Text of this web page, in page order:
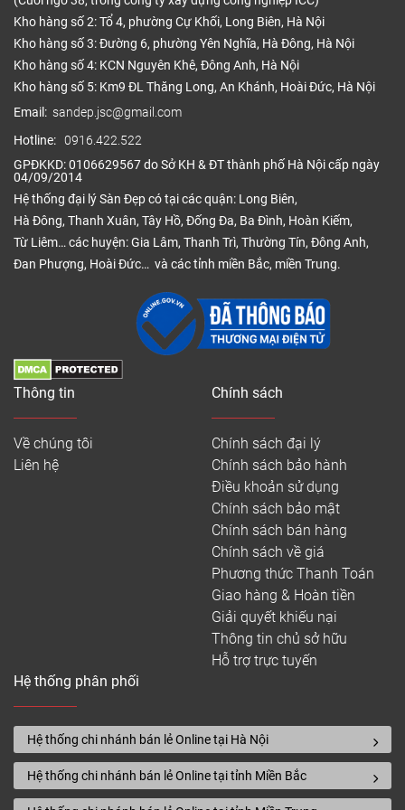
Tham khảo báo giásàn gỗ tự nhiênxương cá dưới
đây với các kích thước phổ biến được công ty Sàn
Đẹp cập nhật liên tục.
Các loại gỗ như Gỗ Đỏ, Căm Xe, Sồi, Chiu Liu… được
cắt rãnh hèm trái – phải riêng biệt. Đây là dòng sản
nhiên tạo nên sự độc bản.
Sản phẩm
Kích thước
(mm)
Đơn giá
(đ/m2)
Sàn gỗ
900*90*15
xương cá
giáng
hương
900*90*15
Sàn gỗ
450*90*15
750*90*15
600*90*18
750*90*18
1.000.000
600*90*15
750*90*15
1.200.000
sồi
600*90*15
900*90*15
600*90*18
930.000
Sàn gỗ
xương cá
óc chó
450*90*15
750*90*15
600*90*18
750*90*18
1.450.000
Kho hàng số 2: Tổ 4, phường Cự Khối, Long Biên, Hà Nội
Kho hàng số 3: Đường 6, phường Yên Nghĩa, Hà Đông, Hà Nội
Kho hàng số 4: KCN Nguyên Khê, Đông Anh, Hà Nội
Kho hàng số 5: Km9 ĐL Thăng Long, An Khánh, Hoài Đức, Hà Nội
Email: sandep.jsc@gmail.com
Hotline: 0916.422.522
GPĐKKD: 0106629567 do Sở KH & ĐT thành phố Hà Nội cấp ngày
04/09/2014
Hệ thống đại lý Sàn Đẹp có tại các quận: Long Biên,
Hà Đông, Thanh Xuân, Tây Hồ, Đống Đa, Ba Đình, Hoàn Kiếm,
Từ Liêm… các huyện: Gia Lâm, Thanh Trì, Thường Tín, Đông Anh,
Đan Phượng, Hoài Đức… và các tỉnh miền Bắc, miền Trung.
Thông tin
Về chúng tôi
Liên hệ
Chính sách
Chính sách đại lý
Chính sách bảo hành
Điều khoản sử dụng
Chính sách bảo mật
Chính sách bán hàng
Chính sách về giá
Phương thức Thanh Toán
Giao hàng & Hoàn tiền
Giải quyết khiếu nại
Thông tin chủ sở hữu
Hỗ trợ trực tuyến
Hệ thống phân phối
Hệ thống chi nhánh bán lẻ Online tại Hà Nội
Hệ thống chi nhánh bán lẻ Online tại tỉnh Miền Bắc